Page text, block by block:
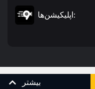
بیشتر
:اپلیکیشن‌ها